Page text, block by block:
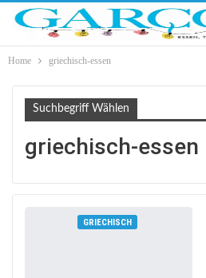
Home griechisch-essen
Suchbegriff Wählen
griechisch-essen
GRIECHISCH